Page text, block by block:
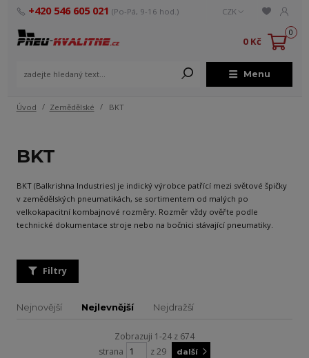
Menu
CZK
+420 546 605 021 (Po-Pá, 9-16 hod.)
0
0 Kč
Úvod Zemědělské BKT
BKT
BKT (Balkrishna Industries) je indický výrobce patřící mezi světové špičky
v zemědělských pneumatikách, se sortimentem od malých po
velkokapacitní kombajnové rozměry. Rozměr vždy ověřte podle
technické dokumentace stroje nebo na bočnici stávající pneumatiky.
Filtry
Nejnovější Nejlevnější Nejdražší
Zobrazuji 1-24 z 674
strana
z 29 další